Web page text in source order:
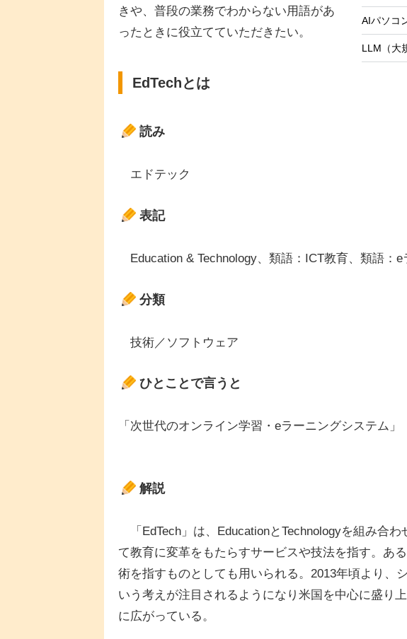
AIパソコ
きや、普段の業務でわからない用語があ
ったときに役立てていただきたい。
EdTechとは
読み
エドテック
表記
Education & Technology、類語：ICT教育、類語：e
分類
技術／ソフトウェア
ひとことで言うと
「次世代のオンライン学習・eラーニングシステム」
解説
「EdTech」は、EducationとTechnologyを組み合
て教育に変革をもたらすサービスや技法を指す。あ
術を指すものとしても用いられる。2013年頃より、
いう考えが注目されるようになり米国を中心に盛り
に広がっている。